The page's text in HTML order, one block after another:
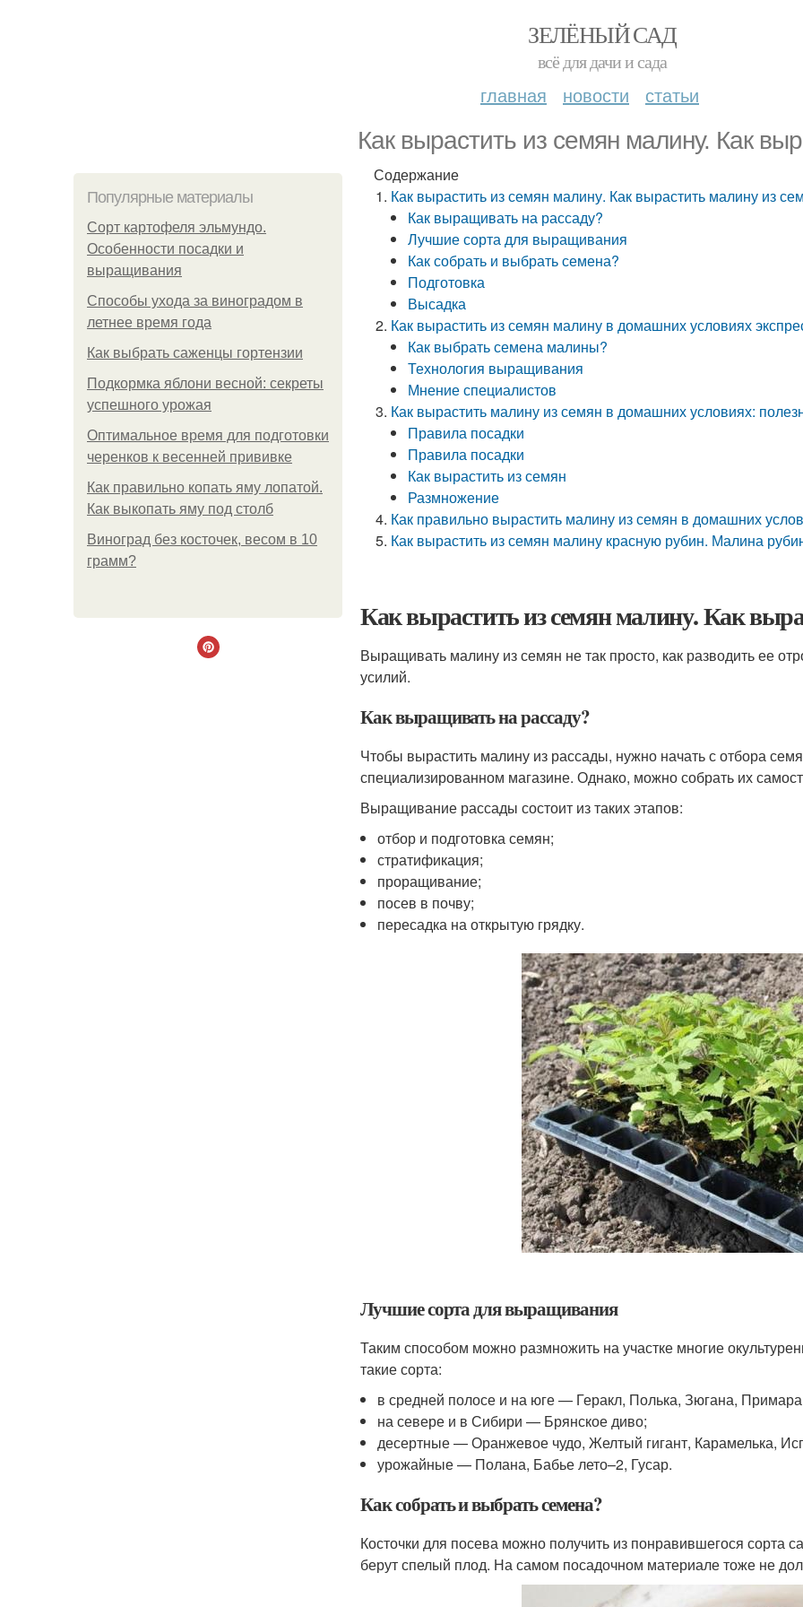
ЗЕЛЁНЫЙ САД
всё для дачи и сада
главная новости статьи
Как вырастить из семян малину. Как
Популярные материалы
Сорт картофеля эльмундо.
Особенности посадки и
выращивания
Способы ухода за виноградом в
летнее время года
Как выбрать саженцы гортензии
Подкормка яблони весной: секреты
успешного урожая
Оптимальное время для подготовки
черенков к весенней прививке
Как правильно копать яму лопатой.
Как выкопать яму под столб
Виноград без косточек, весом в 10
грамм?
Содержание
Как вырастить из семян малину. Как вырастить малину из
Как выращивать на рассаду?
Лучшие сорта для выращивания
Как собрать и выбрать семена?
Подготовка
Высадка
Как вырастить из семян малину в домашних условиях
Как выбрать семена малины?
Технология выращивания
Мнение специалистов
Как вырастить малину из семян в домашних условиях:
Правила посадки
Правила посадки
Как вырастить из семян
Размножение
Как правильно вырастить малину из семян в домашних
Как вырастить из семян малину красную рубин. Малина
Как вырастить из семян малину. Как
Выращивать малину из семян не так просто, как разводить ее
усилий.
Как выращивать на рассаду?
Чтобы вырастить малину из рассады, нужно начать с отбора
специализированном магазине. Однако, можно собрать их
Выращивание рассады состоит из таких этапов:
отбор и подготовка семян;
стратификация;
проращивание;
посев в почву;
пересадка на открытую грядку.
Лучшие сорта для выращивания
Таким способом можно размножить на участке многие
такие сорта:
в средней полосе и на юге — Геракл, Полька, Зюгана,
на севере и в Сибири — Брянское диво;
десертные — Оранжевое чудо, Желтый гигант, Карамелька,
урожайные — Полана, Бабье лето–2, Гусар.
Как собрать и выбрать семена?
Косточки для посева можно получить из понравившегося сорта
берут спелый плод. На самом посадочном материале тоже не